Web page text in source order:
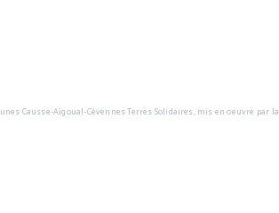
Causse-Aigoual-Cévennes Terres Solidaires, mis en oeuvre par la